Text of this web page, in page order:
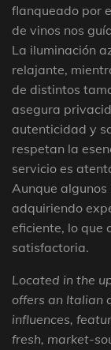
flanqueado por
de vinos nos
La iluminación
relajante,
de distintos
asegura
autenticidad y
respetan la
servicio es
Aunque
adquiriendo
eficiente, lo que
satisfactoria.
Located in the
offers an Italian
influences,
fresh, market-